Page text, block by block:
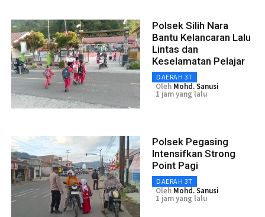
Polsek Silih Nara
Bantu Kelancaran Lalu
Lintas dan
Keselamatan Pelajar
DAERAH 3T
Oleh Mohd. Sanusi
1 jam yang lalu
Polsek Pegasing
Intensifkan Strong
Point Pagi
DAERAH 3T
Oleh Mohd. Sanusi
1 jam yang lalu